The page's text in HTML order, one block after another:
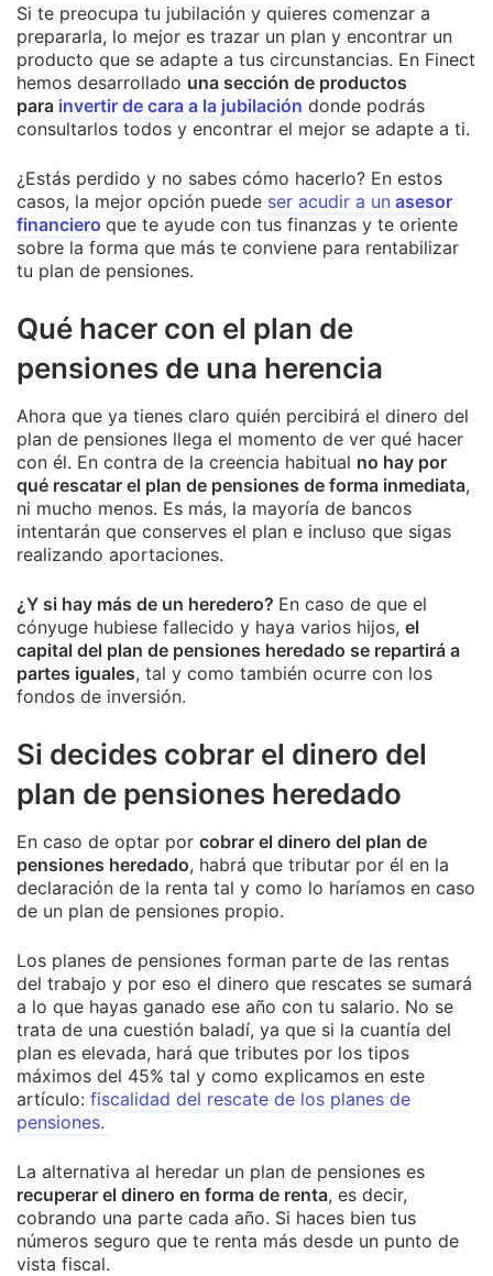
Si te preocupa tu jubilación y quieres comenzar a
prepararla, lo mejor es trazar un plan y encontrar un
producto que se adapte a tus circunstancias. En Finect
hemos desarrollado una sección de productos
para invertir de cara a la jubilación donde podrás
consultarlos todos y encontrar el mejor se adapte a ti.
¿Estás perdido y no sabes cómo hacerlo? En estos
casos, la mejor opción puede ser acudir a un asesor
financiero que te ayude con tus finanzas y te oriente
sobre la forma que más te conviene para rentabilizar
tu plan de pensiones.
Qué hacer con el plan de
pensiones de una herencia
Ahora que ya tienes claro quién percibirá el dinero del
plan de pensiones llega el momento de ver qué hacer
con él. En contra de la creencia habitual no hay por
qué rescatar el plan de pensiones de forma inmediata,
ni mucho menos. Es más, la mayoría de bancos
intentarán que conserves el plan e incluso que sigas
realizando aportaciones.
¿Y si hay más de un heredero? En caso de que el
cónyuge hubiese fallecido y haya varios hijos, el
capital del plan de pensiones heredado se repartirá a
partes iguales, tal y como también ocurre con los
fondos de inversión.
Si decides cobrar el dinero del
plan de pensiones heredado
En caso de optar por cobrar el dinero del plan de
pensiones heredado, habrá que tributar por él en la
declaración de la renta tal y como lo haríamos en caso
de un plan de pensiones propio.
Los planes de pensiones forman parte de las rentas
del trabajo y por eso el dinero que rescates se sumará
a lo que hayas ganado ese año con tu salario. No se
trata de una cuestión baladí, ya que si la cuantía del
plan es elevada, hará que tributes por los tipos
máximos del 45% tal y como explicamos en este
artículo: fiscalidad del rescate de los planes de
pensiones.
La alternativa al heredar un plan de pensiones es
recuperar el dinero en forma de renta, es decir,
cobrando una parte cada año. Si haces bien tus
números seguro que te renta más desde un punto de
vista fiscal.